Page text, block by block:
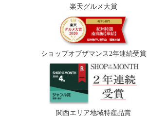
楽天グルメ大賞
ショップオブザマンス2年連続受賞
関西エリア地域特産品賞